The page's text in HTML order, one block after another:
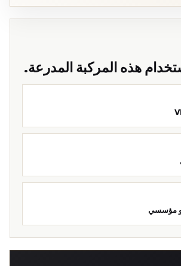
هذه المركبة المدرعة.
مؤسسي